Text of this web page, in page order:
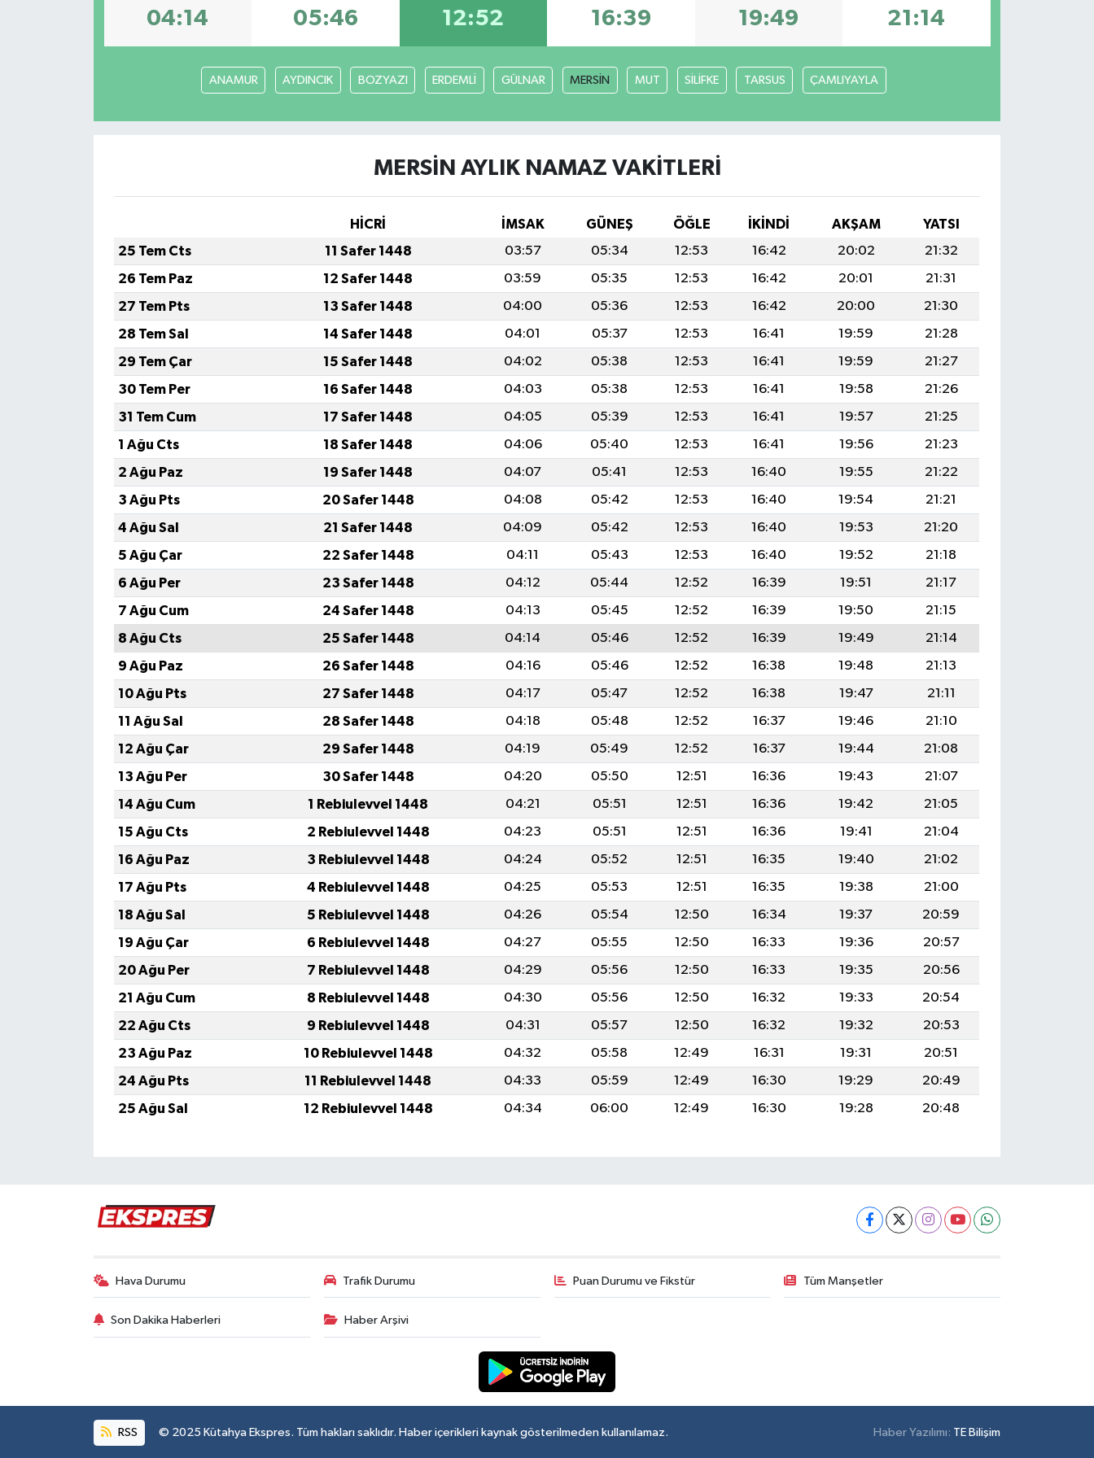
04:14 05:46 12:52 16:39 19:49 21:14
ANAMUR AYDINCIK BOZYAZI ERDEMLİ GÜLNAR MERSİN MUT SİLİFKE TARSUS ÇAMLIYAYLA
MERSİN AYLIK NAMAZ VAKITLERI
HİCRİ İMSAK GÜNEŞ ÖĞLE İKINDI AKŞAM
YATSI
25 Tem Cts
11 Safer 1448 03:57 05:34 12:53 16:42 20:02
21:32
26 Tem Paz
12 Safer 1448 03:59 05:35 12:53 16:42 20:01
21:31
27 Tem Pts
13 Safer 1448 04:00 05:36 12:53 16:42 20:00
21:30
28 Tem Sal
14 Safer 1448 04:01 05:37 12:53 16:41 19:59
21:28
29 Tem Çar
15 Safer 1448 04:02 05:38 12:53 16:41 19:59
21:27
30 Tem Per
16 Safer 1448 04:03 05:38 12:53 16:41 19:58
21:26
31 Tem Cum
17 Safer 1448 04:05 05:39 12:53 16:41 19:57
21:25
1 Ağu Cts
18 Safer 1448 04:06 05:40 12:53 16:41 19:56
21:23
2 Ağu Paz
19 Safer 1448 04:07 05:41 12:53 16:40 19:55
21:22
3 Ağu Pts
20 Safer 1448 04:08 05:42 12:53 16:40 19:54
21:21
4 Ağu Sal
21 Safer 1448 04:09 05:42 12:53 16:40 19:53
21:20
5 Ağu Çar
22 Safer 1448 04:11 05:43 12:53 16:40 19:52
21:18
6 Ağu Per
23 Safer 1448 04:12 05:44 12:52 16:39 19:51
21:17
7 Ağu Cum
24 Safer 1448 04:13 05:45 12:52 16:39 19:50
21:15
8 Ağu Cts
25 Safer 1448 04:14 05:46 12:52 16:39 19:49
21:14
9 Ağu Paz
26 Safer 1448 04:16 05:46 12:52 16:38 19:48
21:13
10 Ağu Pts
27 Safer 1448 04:17 05:47 12:52 16:38 19:47
21:11
11 Ağu Sal
28 Safer 1448 04:18 05:48 12:52 16:37 19:46
21:10
12 Ağu Çar
29 Safer 1448 04:19 05:49 12:52 16:37 19:44
21:08
13 Ağu Per
30 Safer 1448 04:20 05:50 12:51 16:36 19:43
21:07
14 Ağu Cum
1 Rebiulevvel 1448 04:21 05:51 12:51 16:36 19:42
21:05
15 Ağu Cts
2 Rebiulevvel 1448 04:23 05:51 12:51 16:36 19:41
21:04
16 Ağu Paz
3 Rebiulevvel 1448 04:24 05:52 12:51 16:35 19:40
21:02
17 Ağu Pts
4 Rebiulevvel 1448 04:25 05:53 12:51 16:35 19:38
21:00
18 Ağu Sal
5 Rebiulevvel 1448 04:26 05:54 12:50 16:34 19:37
20:59
19 Ağu Çar
6 Rebiulevvel 1448 04:27 05:55 12:50 16:33 19:36
20:57
20 Ağu Per
7 Rebiulevvel 1448 04:29 05:56 12:50 16:33 19:35
20:56
21 Ağu Cum
8 Rebiulevvel 1448 04:30 05:56 12:50 16:32 19:33
20:54
22 Ağu Cts
9 Rebiulevvel 1448 04:31 05:57 12:50 16:32 19:32
20:53
23 Ağu Paz
10 Rebiulevvel 1448 04:32 05:58 12:49 16:31 19:31
20:51
24 Ağu Pts
11 Rebiulevvel 1448 04:33 05:59 12:49 16:30 19:29
20:49
25 Ağu Sal
12 Rebiulevvel 1448 04:34 06:00 12:49 16:30 19:28 20:48
Hava Durumu Trafik Durumu Puan Durumu ve Fikstür Tüm Manşetler
Son Dakika Haberleri Haber Arşivi
RSS © 2025 Kütahya Ekspres. Tüm hakları saklıdır. Haber içerikleri kaynak gösterilmeden kullanılamaz. Haber Yazılımı: TE Bilişim
Foto Galeri
Köşe Yazıları
Kültür Sanat
Rüya Tabirleri
Yemek Tarifleri